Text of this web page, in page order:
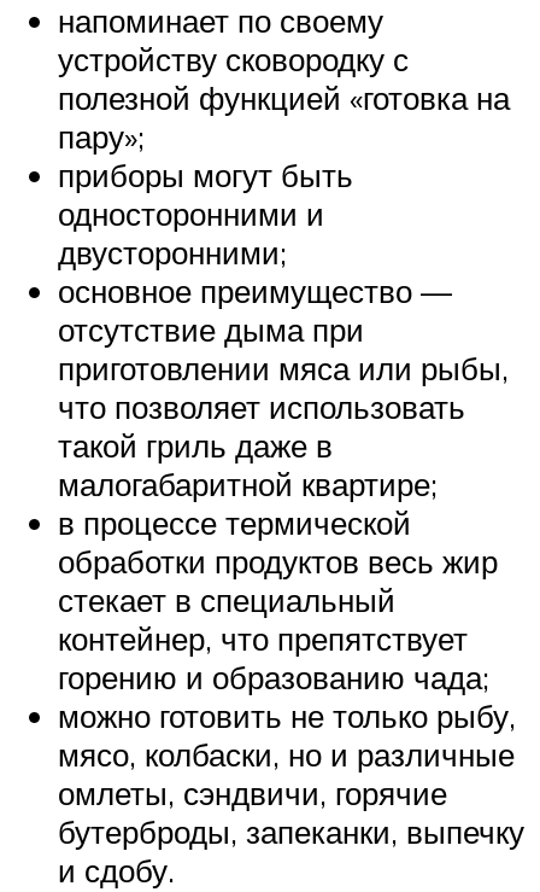
напоминает по своему
устройству сковородку с
полезной функцией «готовка на
пару»;
приборы могут быть
односторонними и
двусторонними;
основное преимущество —
отсутствие дыма при
приготовлении мяса или рыбы,
что позволяет использовать
такой гриль даже в
малогабаритной квартире;
в процессе термической
обработки продуктов весь жир
стекает в специальный
контейнер, что препятствует
горению и образованию чада;
можно готовить не только рыбу,
мясо, колбаски, но и различные
омлеты, сэндвичи, горячие
бутерброды, запеканки, выпечку
и сдобу.